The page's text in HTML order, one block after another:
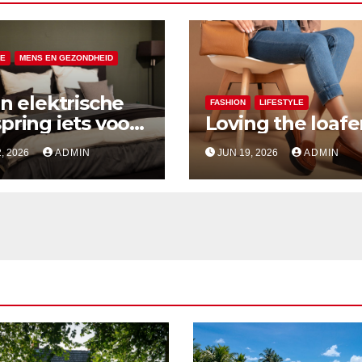
MENS EN GEZONDHEID
elektrische
iets voor
2026 ADMIN
FASHION LIFESTYLE
Loving the
JUN 19, 2026 ADMIN